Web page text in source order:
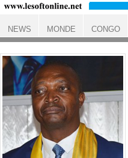
ACCUEIL
NEWS MONDE CONGO